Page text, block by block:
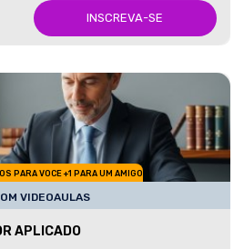
INSCREVA-SE
PARA VOCE +1 PARA UM AMIGO
VIDEOAULAS
APLICADO